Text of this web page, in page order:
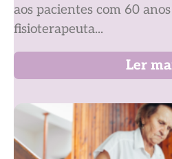
aos pacientes com 60
fisioterapeuta...
Ler